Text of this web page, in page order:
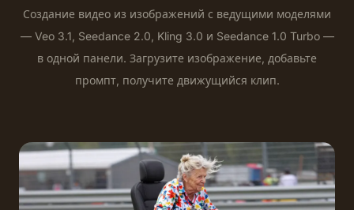
Создание видео из изображений с ведущими моделями
— Veo 3.1, Seedance 2.0, Kling 3.0 и Seedance 1.0 Turbo —
в одной панели. Загрузите изображение, добавьте
промпт, получите движущийся клип.